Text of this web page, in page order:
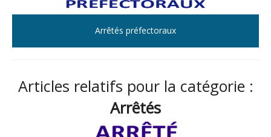
Arrêtés préfectoraux
Articles relatifs pour la catégorie :
Arrêtés